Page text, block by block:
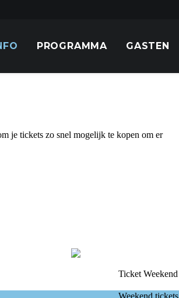
PROGRAMMA GASTEN
je tickets zo snel mogelijk te kopen om er
Ticket Weekend
Weekend tickets